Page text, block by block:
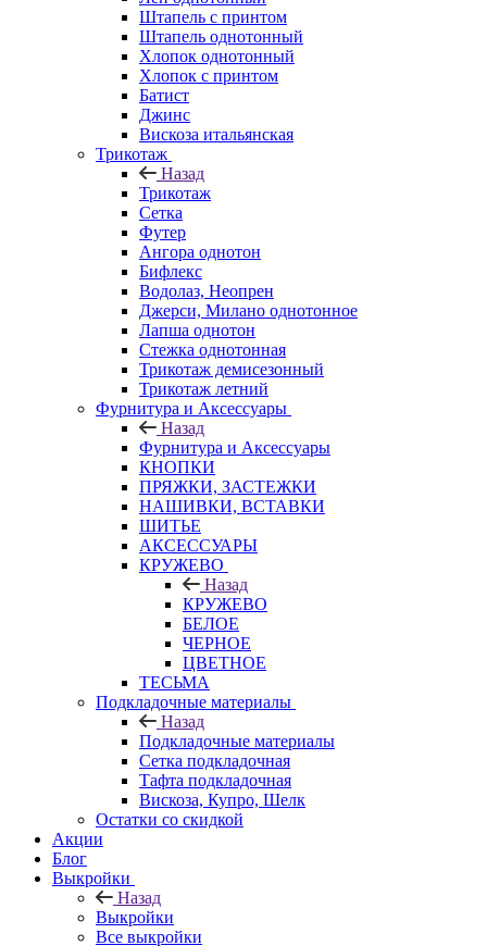
Штапель с принтом
Штапель однотонный
Хлопок однотонный
Хлопок с принтом
Батист
Джинс
Вискоза итальянская
Трикотаж
Назад
Трикотаж
Сетка
Футер
Ангора однотон
Бифлекс
Водолаз, Неопрен
Джерси, Милано однотонное
Лапша однотон
Стежка однотонная
Трикотаж демисезонный
Трикотаж летний
Фурнитура и Аксессуары
Назад
Фурнитура и Аксессуары
КНОПКИ
ПРЯЖКИ, ЗАСТЕЖКИ
НАШИВКИ, ВСТАВКИ
ШИТЬЕ
АКСЕССУАРЫ
КРУЖЕВО
Назад
КРУЖЕВО
БЕЛОЕ
ЧЕРНОЕ
ЦВЕТНОЕ
ТЕСЬМА
Подкладочные материалы
Назад
Подкладочные материалы
Сетка подкладочная
Тафта подкладочная
Вискоза, Купро, Шелк
Остатки со скидкой
Акции
Блог
Выкройки
Назад
Выкройки
Все выкройки